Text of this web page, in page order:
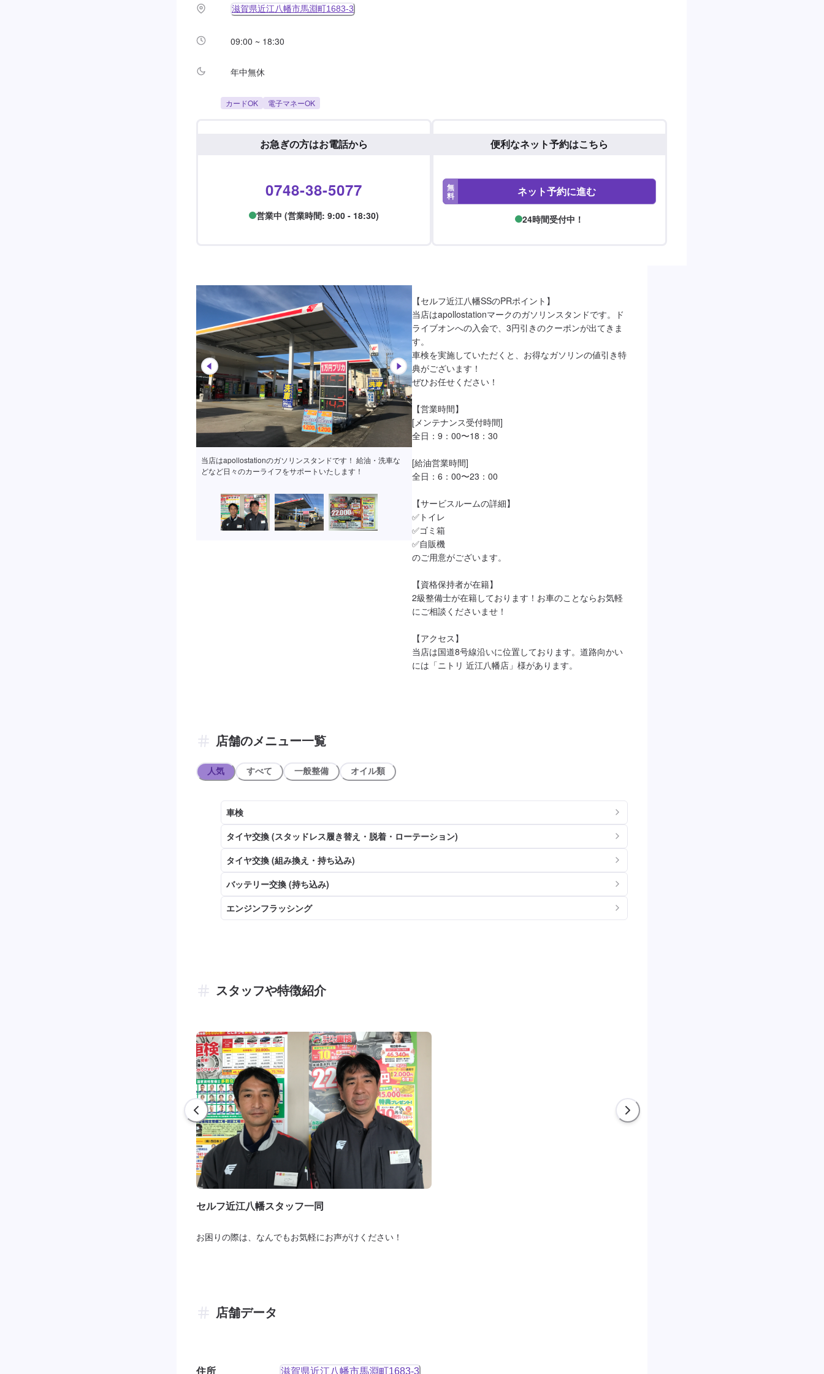
滋賀県近江八幡市馬淵町1683-3
09:00 ~ 18:30
年中無休
カードOK 電子マネーOK
便利なネット予約はこちら
無
料 ネット予約に進む
24時間受付中！
お急ぎの方はお電話から
0748-38-5077
営業中 (営業時間: 9:00 - 18:30)
車検を強みとしております！多数の特典もご用意しております
ので、ぜひご依頼くださいませ！
【セルフ近江八幡SSのPRポイント】
当店はapollostationマークのガソリンスタンドです。ド
ライブオンへの入会で、3円引きのクーポンが出てきま
す。
車検を実施していただくと、お得なガソリンの値引き特
典がございます！
ぜひお任せください！
【営業時間】
[メンテナンス受付時間]
全日：9：00〜18：30
[給油営業時間]
全日：6：00〜23：00
【サービスルームの詳細】
✅トイレ
✅ゴミ箱
✅自販機
のご用意がございます。
【資格保持者が在籍】
2級整備士が在籍しております！お車のことならお気軽
にご相談くださいませ！
【アクセス】
当店は国道8号線沿いに位置しております。道路向かい
には「ニトリ 近江八幡店」様があります。
店舗のメニュー一覧
人気 すべて 一般整備 オイル類
車検
タイヤ交換 (スタッドレス履き替え・脱着・ローテーション)
タイヤ交換 (組み換え・持ち込み)
バッテリー交換 (持ち込み)
エンジンフラッシング
スタッフや特徴紹介
セルフ近江八幡スタッフ一同
お困りの際は、なんでもお気軽にお声がけください！
店舗データ
住所 滋賀県近江八幡市馬淵町1683-3